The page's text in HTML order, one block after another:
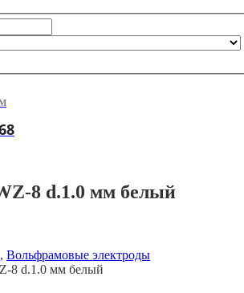
8 d.1.0 мм белый
, Вольфрамовые электроды
8 d.1.0 мм белый